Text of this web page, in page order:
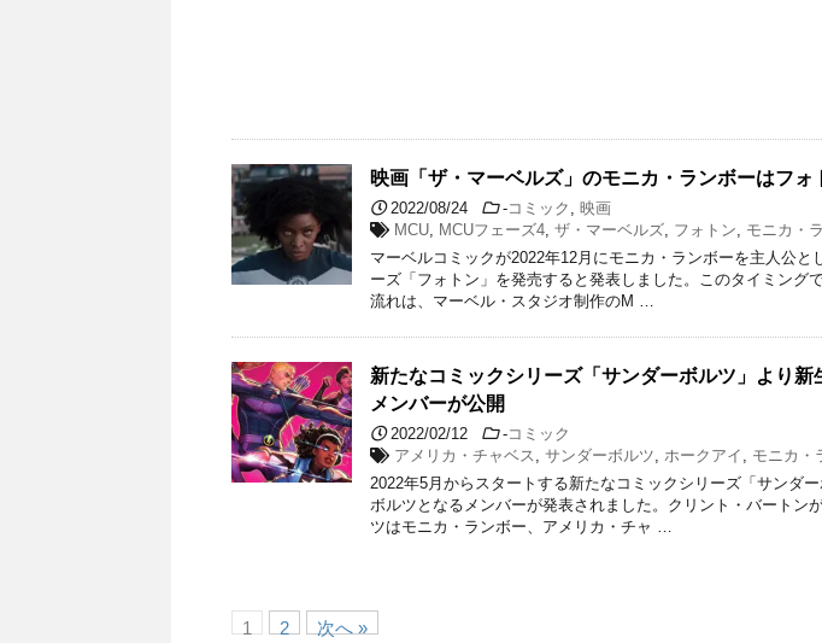
映画「ザ・マーベルズ」のモニカ・ランボーはフォ
2022/08/24 -コミック
映画
MCU
MCUフェーズ4 ,ザ・マーベルズ フォトン
モニカ・
マーベルコミックが2022年12月にモニカ・ランボーを主人公と
ーズ「フォトン」を発売すると発表しました。このタイミング
流れは、マーベル・スタジオ制作のM …
新たなコミックシリーズ「サンダーボルツ」より新
メンバーが公開
2022/02/12 -コミック
アメリカ・チャベス
,サンダーボルツ ホークアイ
モニカ・
2022年5月からスタートする新たなコミックシリーズ「サンダ
ボルツとなるメンバーが発表されました。クリント・バートン
ツはモニカ・ランボー、アメリカ・チャ …
1 2 次へ »